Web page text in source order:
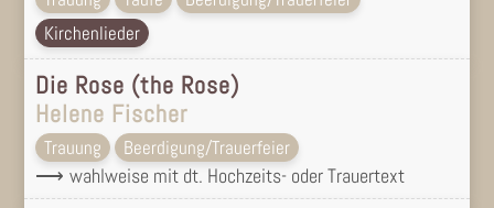
Kirchenlieder
Die Rose (the Rose)
Helene Fischer
Trauung Beerdigung/Trauerfeier
wahlweise mit dt. Hochzeits- oder Trauertext